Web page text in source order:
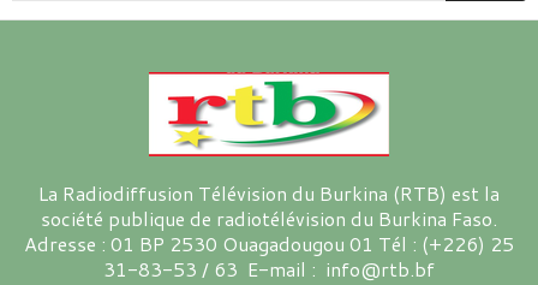
La Radiodiffusion Télévision du Burkina (RTB) est la
société publique de radiotélévision du Burkina Faso.
Adresse : 01 BP 2530 Ouagadougou 01 Tél : (+226) 25
31-83-53 / 63 E-mail : info@rtb.bf